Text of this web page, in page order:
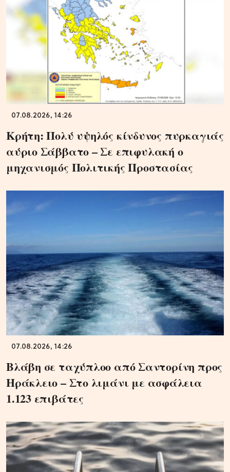
07.08.2026, 14:26
Κρήτη: Πολύ υψηλός κίνδυνος πυρκαγιάς
αύριο Σάββατο – Σε επιφυλακή ο
μηχανισμός Πολιτικής Προστασίας
07.08.2026, 14:26
Βλάβη σε ταχύπλοο από Σαντορίνη προς
Ηράκλειο – Στο λιμάνι με ασφάλεια
1.123 επιβάτες